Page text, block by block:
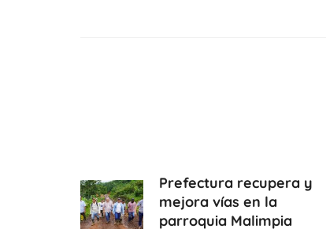
Prefectura recupera y
mejora vías en la
parroquia Malimpia